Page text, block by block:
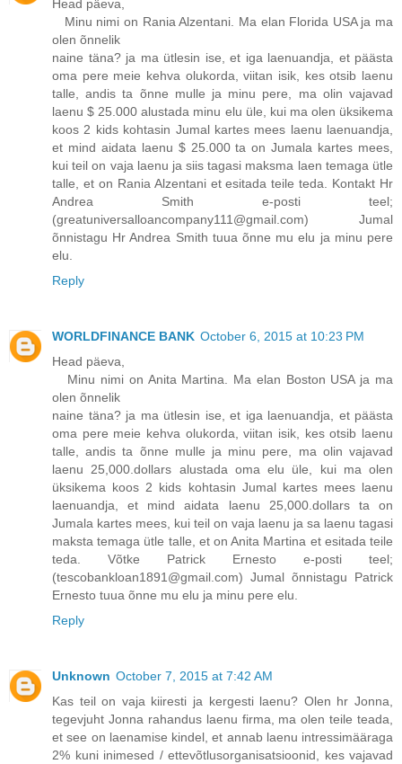
Head päeva,
Minu nimi on Rania Alzentani. Ma elan Florida USA ja ma
olen õnnelik
naine täna? ja ma ütlesin ise, et iga laenuandja, et päästa
oma pere meie kehva olukorda, viitan isik, kes otsib laenu
talle, andis ta õnne mulle ja minu pere, ma olin vajavad
laenu $ 25.000 alustada minu elu üle, kui ma olen üksikema
koos 2 kids kohtasin Jumal kartes mees laenu laenuandja,
et mind aidata laenu $ 25.000 ta on Jumala kartes mees,
kui teil on vaja laenu ja siis tagasi maksma laen temaga ütle
talle, et on Rania Alzentani et esitada teile teda. Kontakt Hr
Andrea Smith e-posti teel;
(greatuniversalloancompany111@gmail.com) Jumal
õnnistagu Hr Andrea Smith tuua õnne mu elu ja minu pere
elu.
Reply
WORLDFINANCE BANK October 6, 2015 at 10:23 PM
Head päeva,
Minu nimi on Anita Martina. Ma elan Boston USA ja ma
olen õnnelik
naine täna? ja ma ütlesin ise, et iga laenuandja, et päästa
oma pere meie kehva olukorda, viitan isik, kes otsib laenu
talle, andis ta õnne mulle ja minu pere, ma olin vajavad
laenu 25,000.dollars alustada oma elu üle, kui ma olen
üksikema koos 2 kids kohtasin Jumal kartes mees laenu
laenuandja, et mind aidata laenu 25,000.dollars ta on
Jumala kartes mees, kui teil on vaja laenu ja sa laenu tagasi
maksta temaga ütle talle, et on Anita Martina et esitada teile
teda. Võtke Patrick Ernesto e-posti teel;
(tescobankloan1891@gmail.com) Jumal õnnistagu Patrick
Ernesto tuua õnne mu elu ja minu pere elu.
Reply
Unknown October 7, 2015 at 7:42 AM
Kas teil on vaja kiiresti ja kergesti laenu? Olen hr Jonna,
tegevjuht Jonna rahandus laenu firma, ma olen teile teada,
et see on laenamise kindel, et annab laenu intressimääraga
2% kuni inimesed / ettevõtlusorganisatsioonid, kes vajavad